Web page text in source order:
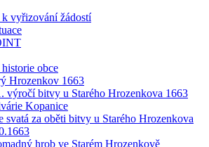
vyřizování žádostí
obce
Hrozenkov 1663
výročí bitvy u Starého Hrozenkova 1663
Kopanice
svatá za oběti bitvy u Starého Hrozenkova
hrob ve Starém Hrozenkově